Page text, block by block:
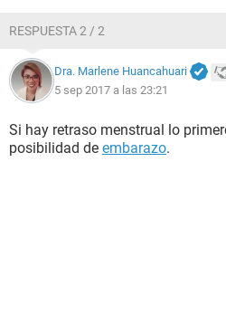
RESPUESTA 2 / 2
Dra. Marlene Huancahuari
5 sep 2017 a las 23:21
Si hay retraso menstrual lo
posibilidad de embarazo.